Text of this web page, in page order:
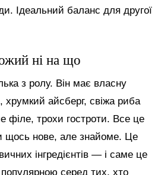
Ідеальний баланс для другої
ні на що
з ролу. Він має власну
хрумкий айсберг, свіжа риба
філе, трохи гостроти. Все це
щось нове, але знайоме. Це
інгредієнтів — і саме це
серед тих, хто